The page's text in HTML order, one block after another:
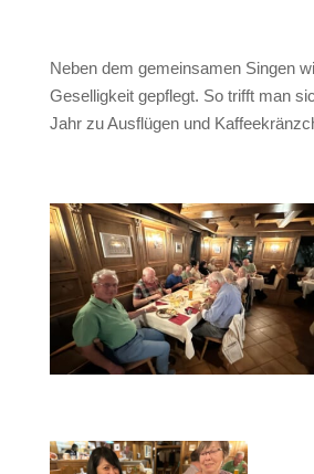
Neben dem gemeinsamen Singen
Geselligkeit gepflegt. So trifft man
Jahr zu Ausflügen und